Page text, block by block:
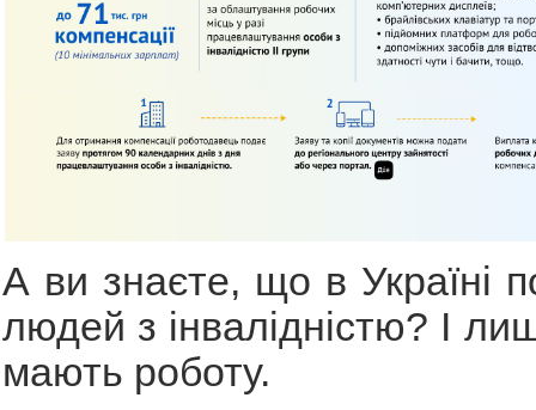
А ви знаєте, що в Україні
людей з інвалідністю? І
мають роботу.